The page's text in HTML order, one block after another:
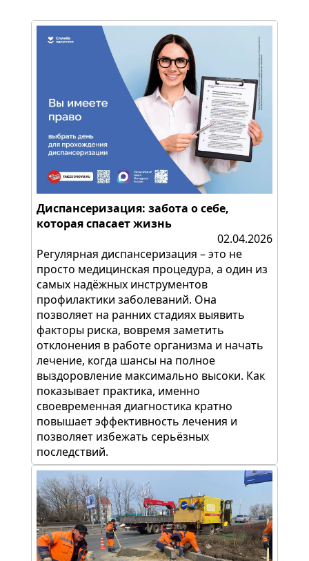
Диспансеризация: забота о себе,
которая спасает жизнь
02.04.2026
Регулярная диспансеризация – это не
просто медицинская процедура, а один из
самых надёжных инструментов
профилактики заболеваний. Она
позволяет на ранних стадиях выявить
факторы риска, вовремя заметить
отклонения в работе организма и начать
лечение, когда шансы на полное
выздоровление максимально высоки. Как
показывает практика, именно
своевременная диагностика кратно
повышает эффективность лечения и
позволяет избежать серьёзных
последствий.